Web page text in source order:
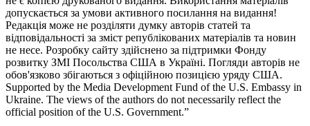
допускається за умови активного посилання на видання!
Редакція може не розділяти думку авторів статей та
відповідальності за зміст републікованих матеріалів та новин
не несе. Розробку сайту здійснено за підтримки Фонду
розвитку ЗМІ Посольства США в Україні. Погляди авторів не
обов'язково збігаються з офіційною позицією уряду США.
Supported by the Media Development Fund of the U.S. Embassy in
Ukraine. The views of the authors do not necessarily reflect the
official position of the U.S. Government.”